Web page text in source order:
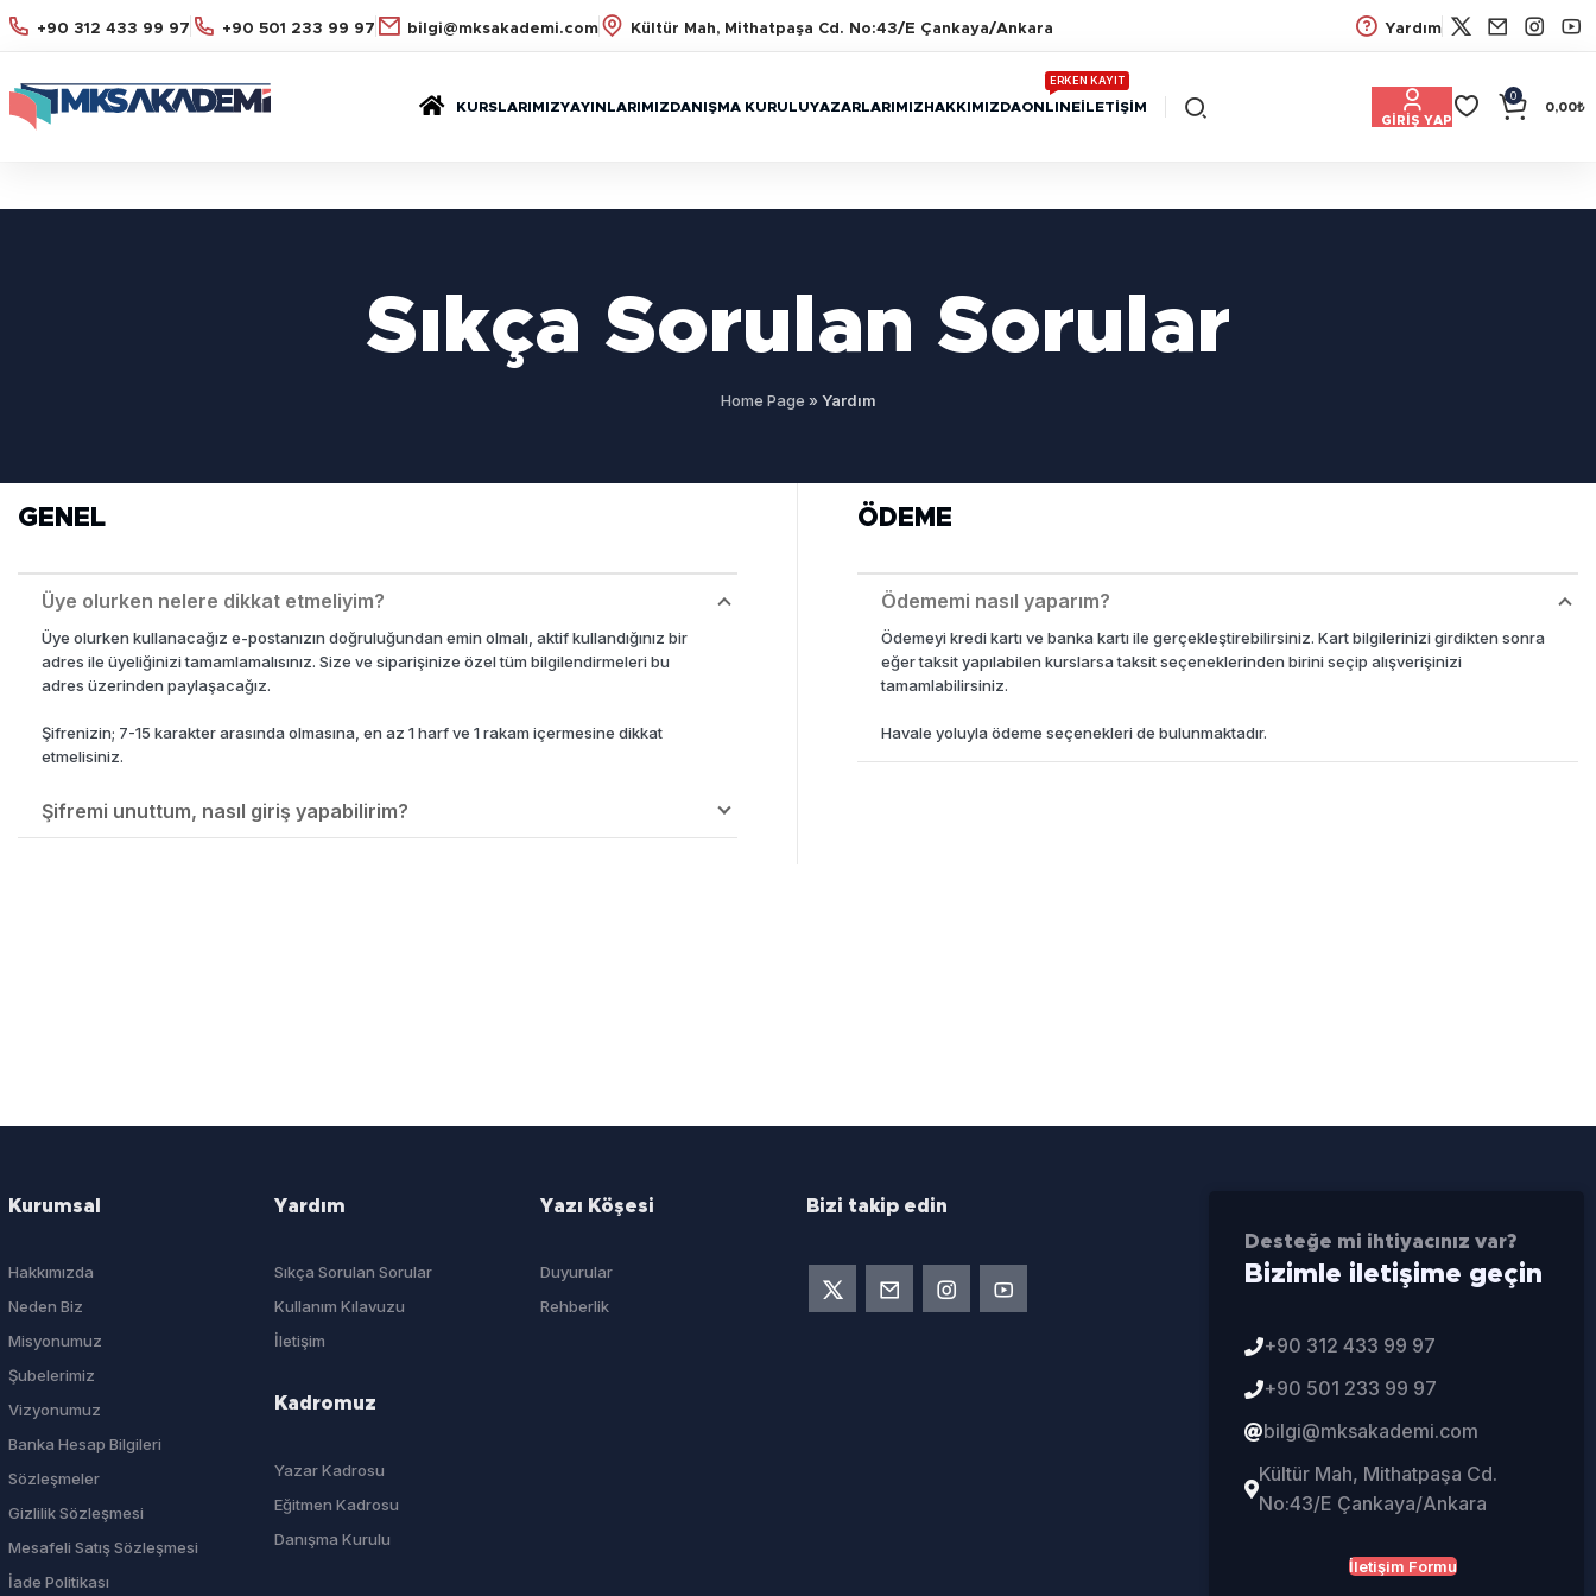
+90 312 433 99 97 +90 501 233 99 97 bilgi@mksakademi.com Kültür Mah, Mithatpaşa Cd. No:43/E Çankaya/Ankara Yardım
KURSLARIMIZYAYINLARIMIZ
266,00 199,50 175,00 161,00 120,75 245,00
DANIŞMA KURULUYAZARLARIMIZHAKKIMIZDAONLINE
ERKEN KAYIT
İLETIŞIM
GIRIŞ YAP
0
0,00₺
Sıkça Sorulan Sorular
Home Page » Yardım
GENEL
Üye olurken nelere dikkat etmeliyim?
Üye olurken kullanacağız e-postanızın doğruluğundan emin olmalı, aktif kullandığınız bir
adres ile üyeliğinizi tamamlamalısınız. Size ve siparişinize özel tüm bilgilendirmeleri bu
adres üzerinden paylaşacağız.
Şifrenizin; 7-15 karakter arasında olmasına, en az 1 harf ve 1 rakam içermesine dikkat
etmelisiniz.
Şifremi unuttum, nasıl giriş yapabilirim?
ÖDEME
Ödememi nasıl yaparım?
Ödemeyi kredi kartı ve banka kartı ile gerçekleştirebilirsiniz. Kart bilgilerinizi girdikten sonra
eğer taksit yapılabilen kurslarsa taksit seçeneklerinden birini seçip alışverişinizi
tamamlabilirsiniz.
Havale yoluyla ödeme seçenekleri de bulunmaktadır.
Kurumsal
Hakkımızda
Neden Biz
Misyonumuz
Şubelerimiz
Vizyonumuz
Banka Hesap Bilgileri
Sözleşmeler
Gizlilik Sözleşmesi
Mesafeli Satış Sözleşmesi
İade Politikası
Yardım
Sıkça Sorulan Sorular
Kullanım Kılavuzu
İletişim
Kadromuz
Yazar Kadrosu
Eğitmen Kadrosu
Danışma Kurulu
Yazı Köşesi
Duyurular
Rehberlik
Bizi takip edin
Desteğe mi ihtiyacınız var?
Bizimle iletişime geçin
+90 312 433 99 97
+90 501 233 99 97
bilgi@mksakademi.com
Kültür Mah, Mithatpaşa Cd.
No:43/E Çankaya/Ankara
İletişim Formu